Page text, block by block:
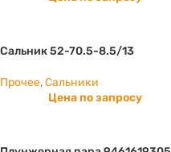
Сальник 52-70.5-8.5/13
Прочее,Сальники
Цена по запросу